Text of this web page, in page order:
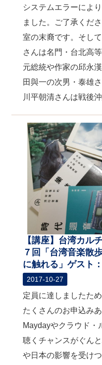
システムエラーによ
ました。ご了承くだ
室の末裔です。そし
さんは名門・台北高
元総統や作家の邱永
田與一の次男・泰雄
川平朝清さんは戦後
【講座】台湾カル
７回「台湾音楽散
に触れる」ゲスト
2017-10-27
定員に達しましたた
たくさんのお申込み
Maydayやクラウド・
聴くチャンスがぐん
や日本の影響を受け